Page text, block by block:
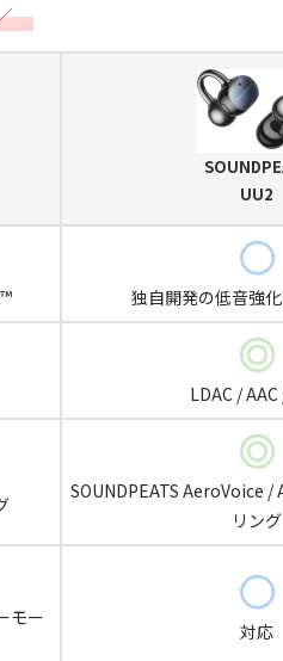
／
UU2
独自開発の低音強
LDAC / AAC
SOUNDPEATS AeroVoice /
リング
モー
対応